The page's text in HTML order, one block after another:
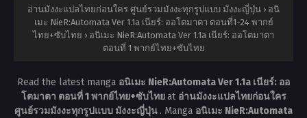
อ่านมังงะแปลไทยก่อนใคร ศูนย์รวมมังงะทุกรูปแบบ มังงะญี่ปุ่น › อนิ
เมะ NieR:Automata Ver 1.1a เนียร์: ออโตมาตา ตอนที่1-24 พากย์
ไทย+ซับไทย › อนิเมะ NieR:Automata Ver 1.1a เนียร์: ออโตมาตา
ตอนที่ 1 พากย์ไทย+ซับไทย
Read the latest manga อนิเมะ NieR:Automata Ver 1.1a เนียร์: ออ
โตมาตา ตอนที่ 1 พากย์ไทย+ซับไทยat อ่านมังงะแปลไทยก่อนใคร
ศูนย์รวมมังงะทุกรูปแบบ มังงะญี่ปุ่น . Manga อนิเมะ NieR:Automata